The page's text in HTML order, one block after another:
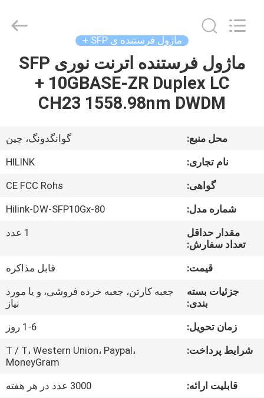
خونه
محصولات
درباره
کارخانه
کنترل
تماس
Technology
Co.,Ltd..
ماژول فرستنده ی SFP +
ماژول فرستنده اترنت نوری SFP
+ 10GBASE-ZR Duplex LC
CH23 1558.98nm DWDM
محل منبع:
گوانگدونگ، چین
نام تجاری:
HILINK
گواهی:
CE FCC Rohs
شماره مدل:
Hilink-DW-SFP10Gx-80
مقدار حداقل
تعداد سفارش:
1 عدد
قیمت:
قابل مذاکره
جزئیات بسته
بندی:
جعبه کارتن، جعبه خرده فروشی، و یا مورد
نیاز
زمان تحویل:
1-6 روز
شرایط پرداخت:
T / T، Western Union، Paypal،
MoneyGram
قابلیت ارائه:
3000 عدد در هر هفته